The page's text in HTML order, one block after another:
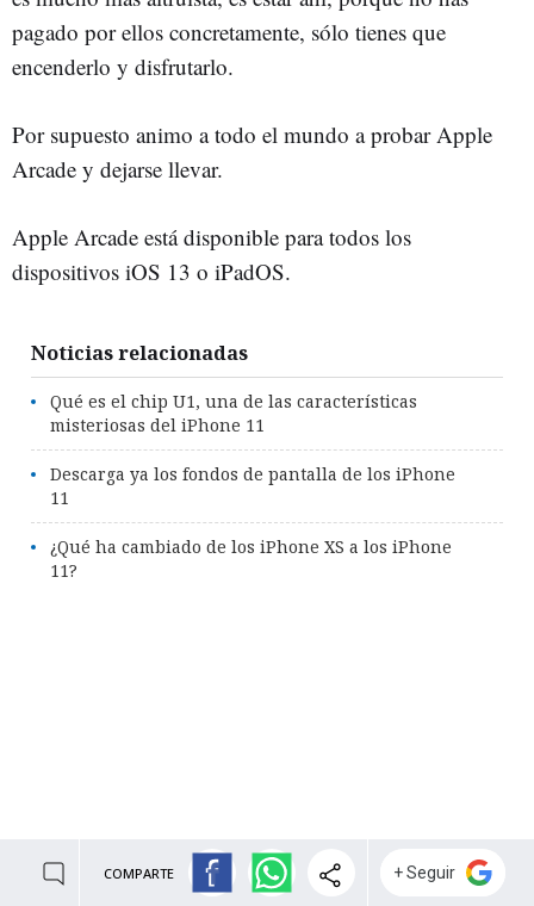
pagado por ellos concretamente, sólo tienes que
encenderlo y disfrutarlo.
Por supuesto animo a todo el mundo a probar Apple
Arcade y dejarse llevar.
Apple Arcade está disponible para todos los
dispositivos iOS 13 o iPadOS.
Noticias relacionadas
Qué es el chip U1, una de las características
misteriosas del iPhone 11
Descarga ya los fondos de pantalla de los iPhone
11
¿Qué ha cambiado de los iPhone XS a los iPhone
11?
COMPARTE